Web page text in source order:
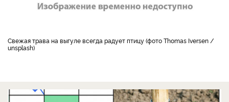
Свежая трава на выгуле всегда радует птицу (фото Thomas Iversen /
unsplash)